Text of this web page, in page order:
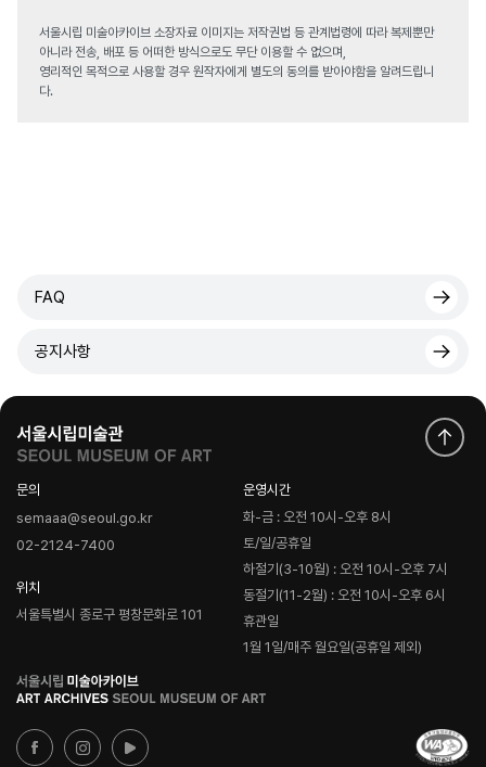
서울시립 미술아카이브 소장자료 이미지는 저작권법 등 관계법령에 따라 복제뿐만
아니라 전송, 배포 등 어떠한 방식으로도 무단 이용할 수 없으며,
영리적인 목적으로 사용할 경우 원작자에게 별도의 동의를 받아야함을 알려드립니
다.
FAQ
공지사항
문의
semaaa@seoul.go.kr
02-2124-7400
위치
서울특별시 종로구 평창문화로 101
운영시간
화-금 : 오전 10시-오후 8시
토/일/공휴일
하절기(3-10월) : 오전 10시-오후 7시
동절기(11-2월) : 오전 10시-오후 6시
휴관일
1월 1일/매주 월요일(공휴일 제외)
로
고